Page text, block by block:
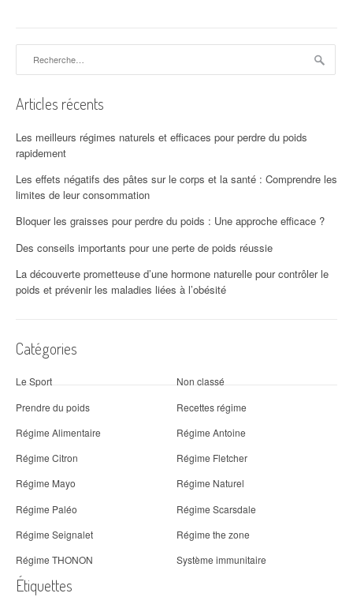
Articles récents
Les meilleurs régimes naturels et efficaces pour perdre du poids
rapidement
Les effets négatifs des pâtes sur le corps et la santé : Comprendre les
limites de leur consommation
Bloquer les graisses pour perdre du poids : Une approche efficace ?
Des conseils importants pour une perte de poids réussie
La découverte prometteuse d’une hormone naturelle pour contrôler le
poids et prévenir les maladies liées à l’obésité
Catégories
Le Sport
Non classé
Prendre du poids
Recettes régime
Régime Alimentaire
Régime Antoine
Régime Citron
Régime Fletcher
Régime Mayo
Régime Naturel
Régime Paléo
Régime Scarsdale
Régime Seignalet
Régime the zone
Régime THONON
Système immunitaire
Étiquettes